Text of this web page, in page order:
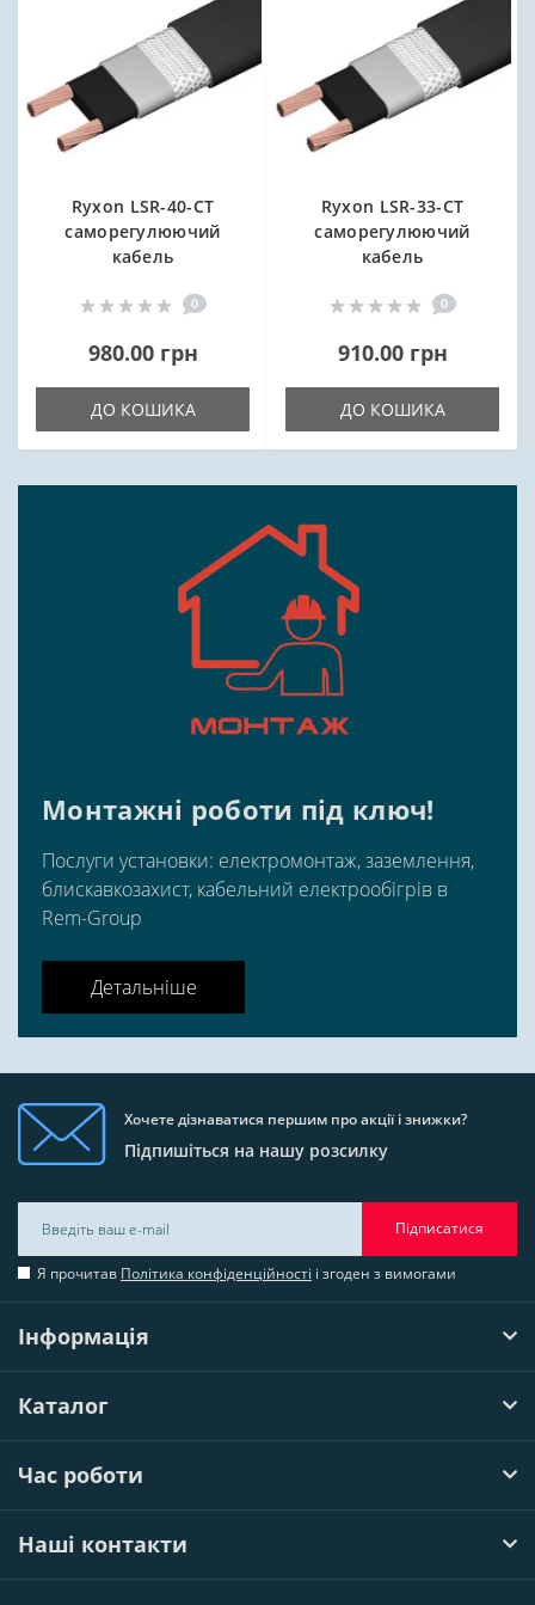
Ryxon LSR-40-CT
саморегулюючий
кабель
0
980.00 грн
ДО КОШИКА
Ryxon LSR-33-CT
саморегулюючий
кабель
0
910.00 грн
ДО КОШИКА
Монтажні роботи під ключ!
Послуги установки: електромонтаж, заземлення,
блискавкозахист, кабельний електрообігрів в
Rem-Group
Детальніше
Хочете дізнаватися першим про акції і знижки?
Підпишіться на нашу розсилку
Підписатися
Я прочитав Політика конфіденційності і згоден з вимогами
Інформація
Каталог
Час роботи
Наші контакти